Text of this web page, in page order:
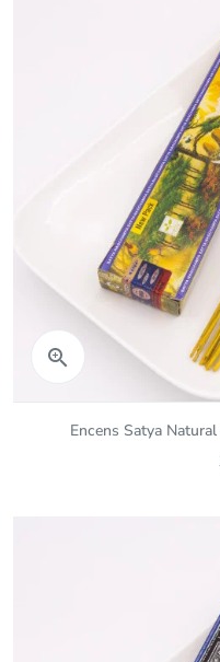
 Aperçu rapide
Encens Satya